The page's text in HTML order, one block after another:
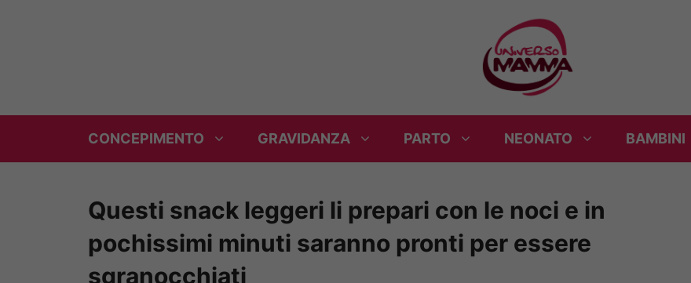
CONCEPIMENTO GRAVIDANZA PARTO NEONATO BAMBINI
Questi snack leggeri li prepari con le noci e in
pochissimi minuti saranno pronti per essere
sgranocchiati